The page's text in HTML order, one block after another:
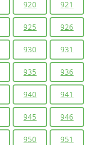
920 921
925 926
930 931
935 936
940 941
945 946
950 951